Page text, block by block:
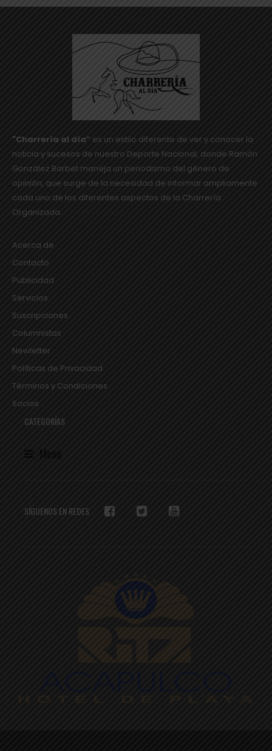
"Charrería al día” es un estilo diferente de ver y conocer la
noticia y sucesos de nuestro Deporte Nacional, donde Ramón
González Barbet maneja un periodismo del género de
opinión, que surge de la necesidad de informar ampliamente
cada uno de los diferentes aspectos de la Charrería
Organizada.
Acerca de
Contacto
Publicidad
Servicios
Suscripciones
Columnistas
Newletter
Políticas de Privacidad
Términos y Condiciones
Socios
CATEGORÍAS
Menú
SÍGUENOS EN REDES